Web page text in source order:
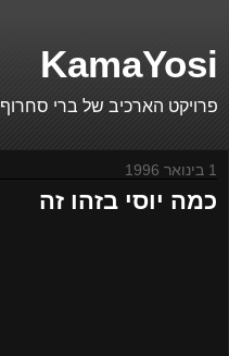
KamaYosi
פרויקט הארכיב של ברי סחרוף
1 בינואר 1996
כמה יוסי בזהו זה